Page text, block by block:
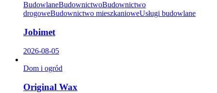
BudowlaneBudownictwoBudownictwo
drogoweBudownictwo mieszkanioweUsługi budowlane
Jobimet
2026-08-05
Dom i ogród
Original Wax